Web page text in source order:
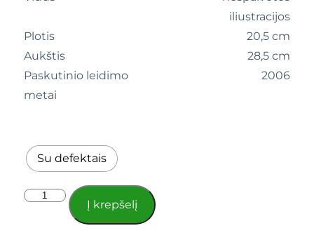
iliustracijos
Plotis
20,5 cm
Aukštis
28,5 cm
Paskutinio leidimo
metai
2006
Su defektais
Į krepšelį